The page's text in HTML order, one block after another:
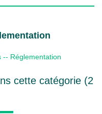
-- Réglementation
cette catégorie (2